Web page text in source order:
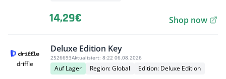
14,29€ Shop now
driffle
Deluxe Edition Key
2526693Aktualisiert: 8:22 06.08.2026
Auf Lager Region: Global Edition: Deluxe Edition